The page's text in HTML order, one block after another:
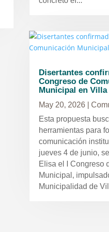
Disertantes
Congreso de
Municipal en Villa
May 20, 2026|
Esta propuesta
herramientas para
comunicación
jueves 4 de junio,
Elisa el I Congreso
Municipal,
Municipalidad de